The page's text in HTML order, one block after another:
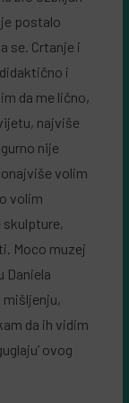
postalo
se. Crtanje i
i
da me lično,
najviše
nije
volim
volim
skulpture,
Moco muzej
Daniela
mišljenju,
da ih vidim
ovog